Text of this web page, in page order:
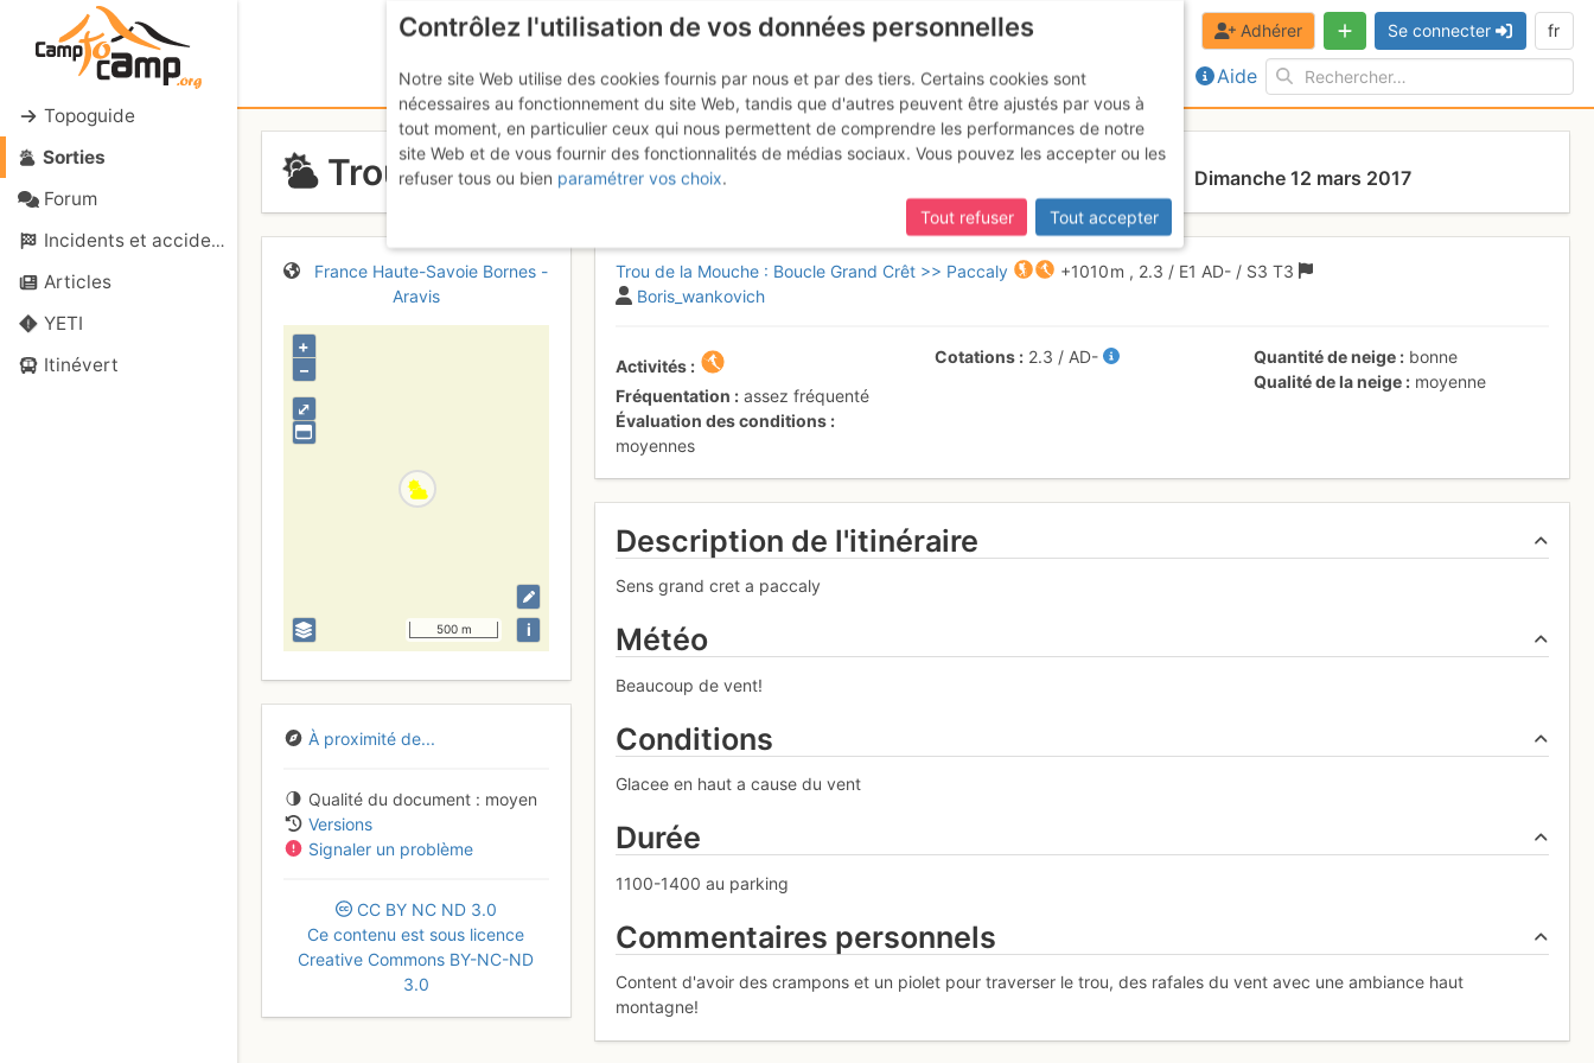
Topoguide
Sorties
Forum
Incidents et accidents
Articles
YETI
Itinévert
Aide
Adhérer Se connecter fr
Trou de la Mouche : Boucle Grand Crêt >> Paccaly Dimanche 12 mars 2017
France Haute-Savoie Bornes -
Aravis
⤢
+
–
500 m i
À proximité de...
Qualité du document
moyen
Versions
Signaler un problème
CC BY NC ND 3.0
Ce contenu est sous licence
Creative Commons BY-NC-ND
3.0
Trou de la Mouche : Boucle Grand Crêt >> Paccaly +1010 m , 2.3 / E1 AD- / S3T3
Boris_wankovich
Activités
Fréquentation
assez fréquenté
Évaluation des conditions
moyennes
Cotations 2.3 / AD- Quantité de neige
bonne
Qualité de la neige
moyenne
Description de l'itinéraire
Sens grand cret a paccaly
Météo
Beaucoup de vent!
Conditions
Glacee en haut a cause du vent
Durée
1100-1400 au parking
Commentaires personnels
Content d'avoir des crampons et un piolet pour traverser le trou, des rafales du vent avec une ambiance haut
montagne!
Contrôlez l'utilisation de vos données personnelles
Notre site Web utilise des cookies fournis par nous et par des tiers. Certains cookies sont
nécessaires au fonctionnement du site Web, tandis que d'autres peuvent être ajustés par vous à
tout moment, en particulier ceux qui nous permettent de comprendre les performances de notre
site Web et de vous fournir des fonctionnalités de médias sociaux. Vous pouvez les accepter ou les
refuser tous ou bien paramétrer vos choix.
Tout refuser
Tout accepter